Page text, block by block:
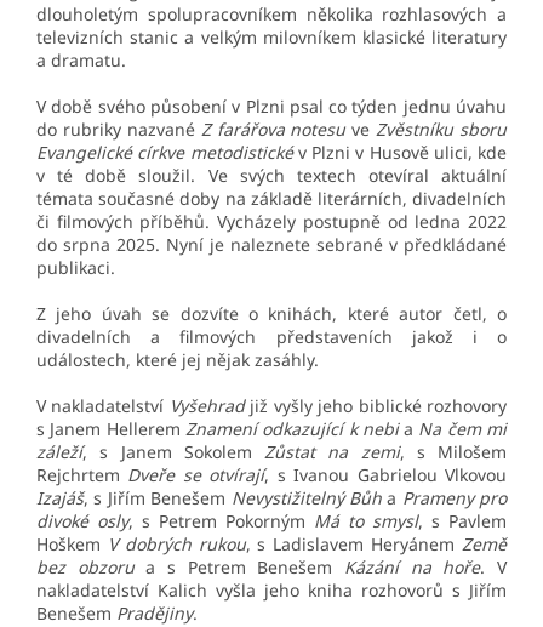
dlouholetým spolupracovníkem několika rozhlasových a
televizních stanic a velkým milovníkem klasické literatury
a dramatu.
V době svého působení v Plzni psal co týden jednu úvahu
do rubriky nazvané Z farářova notesuveZvěstníku sboru
Evangelické církve metodistickév Plzni v Husově ulici, kde
v té době sloužil. Ve svých textech otevíral aktuální
témata současné doby na základě literárních, divadelních
či filmových příběhů. Vycházely postupně od ledna 2022
do srpna 2025. Nyní je naleznete sebrané v předkládané
publikaci.
Z jeho úvah se dozvíte o knihách, které autor četl, o
divadelních a filmových představeních jakož i o
událostech, které jej nějak zasáhly.
V nakladatelství Vyšehradjiž vyšly jeho biblické rozhovory
s Janem Hellerem Znamení odkazující k nebia Na čem mi
záleží, s Janem Sokolem Zůstat na zemi, s Milošem
Rejchrtem Dveře se otvírají, s Ivanou Gabrielou Vlkovou
Izajáš, s Jiřím Benešem Nevystižitelný Bůha Prameny pro
divoké osly, s Petrem Pokorným Má to smysl, s Pavlem
Hoškem V dobrých rukou, s Ladislavem HeryánemZemě
bez obzorua s Petrem Benešem Kázání na hoře. V
nakladatelství Kalich vyšla jeho kniha rozhovorů s Jiřím
Benešem Pradějiny.